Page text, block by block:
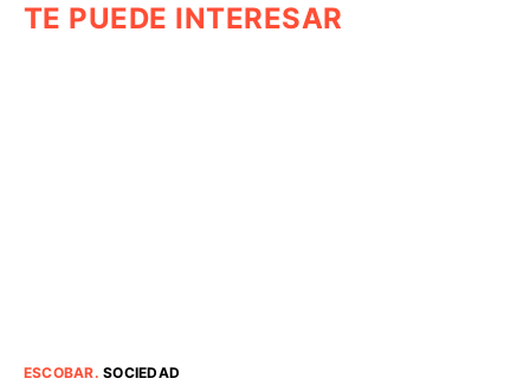
TE PUEDE INTERESAR
ESCOBAR.SOCIEDAD